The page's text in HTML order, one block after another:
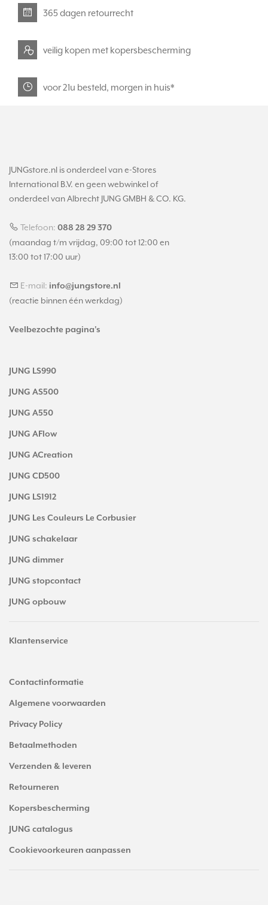
365 dagen retourrecht
veilig kopen met kopersbescherming
voor 21u besteld, morgen in huis*
JUNGstore.nl is onderdeel van e-Stores
International B.V. en geen webwinkel of
onderdeel van Albrecht JUNG GMBH & CO. KG.
Telefoon: 088 28 29 370
(maandag t/m vrijdag, 09:00 tot 12:00 en
13:00 tot 17:00 uur)
E-mail: info@jungstore.nl
(reactie binnen één werkdag)
Veelbezochte pagina's
JUNG LS990
JUNG AS500
JUNG A550
JUNG AFlow
JUNG ACreation
JUNG CD500
JUNG LS1912
JUNG Les Couleurs Le Corbusier
JUNG schakelaar
JUNG dimmer
JUNG stopcontact
JUNG opbouw
Klantenservice
Contactinformatie
Algemene voorwaarden
Privacy Policy
Betaalmethoden
Verzenden & leveren
Retourneren
Kopersbescherming
JUNG catalogus
Cookievoorkeuren aanpassen